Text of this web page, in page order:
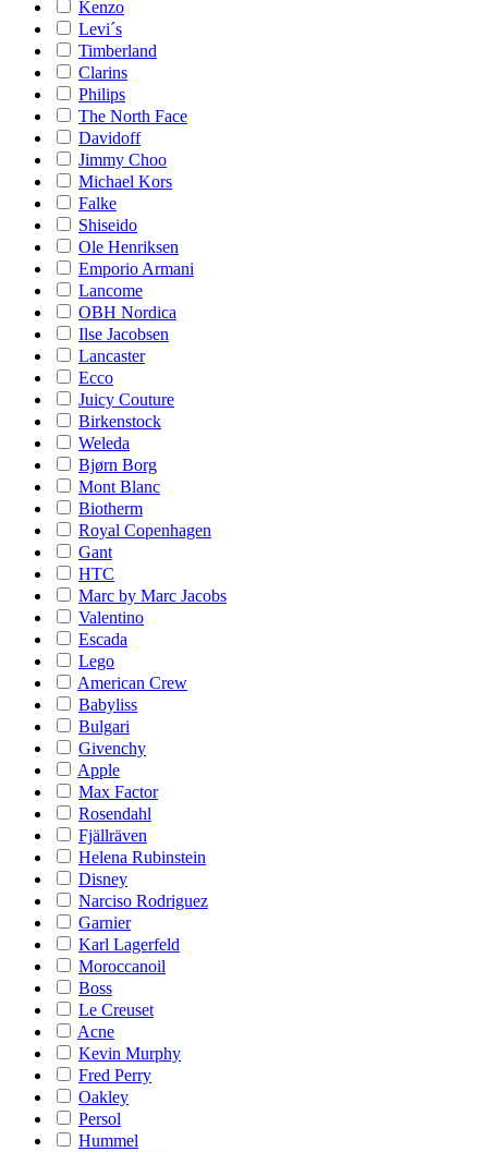
Kenzo
Levi´s
Timberland
Clarins
Philips
The North Face
Davidoff
Jimmy Choo
Michael Kors
Falke
Shiseido
Ole Henriksen
Emporio Armani
Lancome
OBH Nordica
Ilse Jacobsen
Lancaster
Ecco
Juicy Couture
Birkenstock
Weleda
Bjørn Borg
Mont Blanc
Biotherm
Royal Copenhagen
Gant
HTC
Marc by Marc Jacobs
Valentino
Escada
Lego
American Crew
Babyliss
Bulgari
Givenchy
Apple
Max Factor
Rosendahl
Fjällräven
Helena Rubinstein
Disney
Narciso Rodriguez
Garnier
Karl Lagerfeld
Moroccanoil
Boss
Le Creuset
Acne
Kevin Murphy
Fred Perry
Oakley
Persol
Hummel